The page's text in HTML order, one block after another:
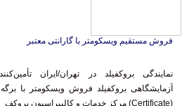
فروش مستقیم ویسکومتر با گارانتی معتبر
نمایندگی بروکفیلد در تهران/ایران
آزمایشگاهی بروکفیلد فروش ویسکومتر با برگه